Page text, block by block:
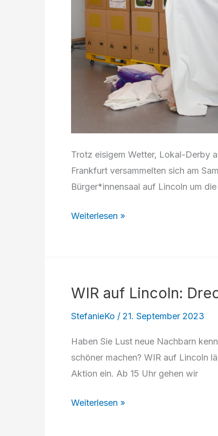
Trotz eisigem Wetter, Lokal-Derby
Frankfurt versammelten sich am
Bürger*innensaal auf Lincoln um
Ausstellung
eröffnet
Weiterlesen »
WIR auf Lincoln:
StefanieKo / 21. September 2023
Haben Sie Lust neue Nachbarn
schöner machen? WIR auf Lincoln
Aktion ein. Ab 15 Uhr gehen wir
WIR
Weiterlesen »